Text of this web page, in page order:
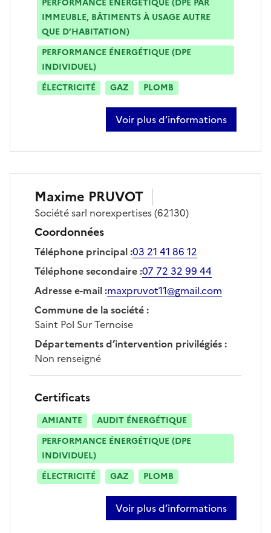
PERFORMANCE ÉNERGÉTIQUE (DPE PAR
IMMEUBLE, BÂTIMENTS À USAGE AUTRE
QUE D’HABITATION)
PERFORMANCE ÉNERGÉTIQUE (DPE
INDIVIDUEL)
ÉLECTRICITÉ
GAZ PLOMB
Voir plus d’informations
sur denis podvin
Maxime PRUVOT
Sociétésarl norexpertises(62130)
Coordonnées
Téléphone principal:03 21 41 86 12
Téléphone secondaire:07 72 32 99 44
Adresse e-mail:maxpruvot11@gmail.com
Commune de la société:
Saint Pol Sur Ternoise
Départements d’intervention privilégiés:
Non renseigné
Certificats
AMIANTE
AUDIT ÉNERGÉTIQUE
PERFORMANCE ÉNERGÉTIQUE (DPE
INDIVIDUEL)
ÉLECTRICITÉ
GAZ PLOMB
Voir plus d’informations
sur maxime pruvot